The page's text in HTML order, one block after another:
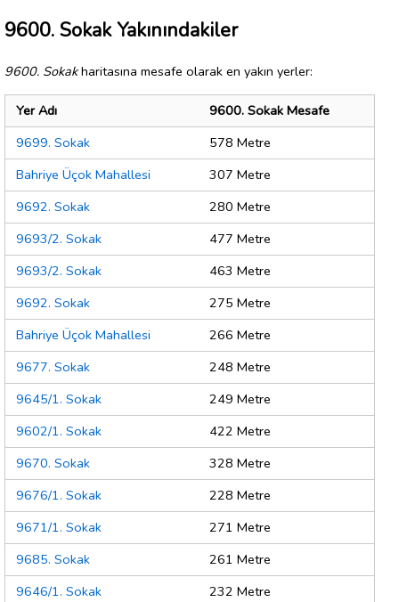
9600. Sokak Yakınındakiler
9600. Sokakharitasına mesafe olarak en yakın yerler:
Yer Adı
9600. Sokak Mesafe
9699. Sokak
578 Metre
Bahriye Üçok Mahallesi
307 Metre
9692. Sokak
280 Metre
9693/2. Sokak
477 Metre
9693/2. Sokak
463 Metre
9692. Sokak
275 Metre
Bahriye Üçok Mahallesi
266 Metre
9677. Sokak
248 Metre
9645/1. Sokak
249 Metre
9602/1. Sokak
422 Metre
9670. Sokak
328 Metre
9676/1. Sokak
228 Metre
9671/1. Sokak
271 Metre
9685. Sokak
261 Metre
9646/1. Sokak
232 Metre